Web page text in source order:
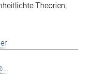
Theorien